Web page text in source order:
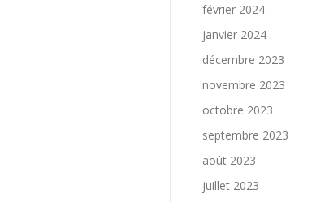
février 2024
janvier 2024
décembre 2023
novembre 2023
octobre 2023
septembre 2023
août 2023
juillet 2023